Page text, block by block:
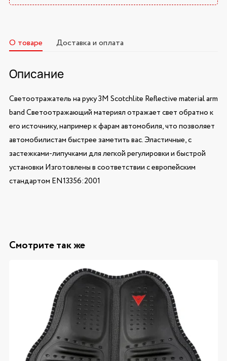
О товаре Доставка и оплата
Описание
Светоотражатель на руку 3M Scotchlite Reflective material arm
band Светоотражающий материял отражает свет обратно к
его источнику, например к фарам автомобиля, что позволяет
автомобилистам быстрее заметить вас. Эластичные, с
застежками-липучками для легкой регулировки и быстрой
установки Изготовлены в соответствии с европейским
стандартом EN13356:2001
Смотрите так же